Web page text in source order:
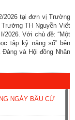
2026 tại đơn vị Trường
TH Nguyễn Viết
2026. Với chủ đề: “Một
tập kỹ năng số” bên
và Hội đồng Nhân
NGÀY BẦU CỬ